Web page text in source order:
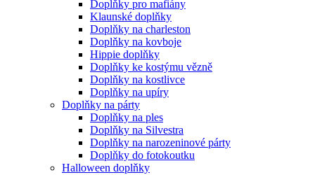
Doplňky pro mafiány
Klaunské doplňky
Doplňky na charleston
Doplňky na kovboje
Hippie doplňky
Doplňky ke kostýmu vězně
Doplňky na kostlivce
Doplňky na upíry
Doplňky na párty
Doplňky na ples
Doplňky na Silvestra
Doplňky na narozeninové párty
Doplňky do fotokoutku
Halloween doplňky